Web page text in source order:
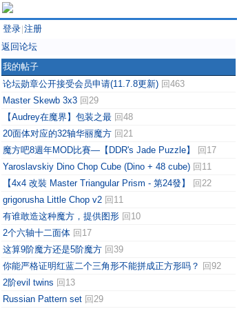
登录 注册
返回论坛
我的帖子
论坛勋章公开接受会员申请(11.7.8更新) 回463
Master Skewb 3x3 回29
【Audrey在魔界】包装之最 回48
20面体对应的32轴华丽魔方 回21
魔方吧8週年MOD比賽—【DDR's Jade Puzzle】
回17
Yaroslavskiy Dino Chop Cube (Dino + 48 cube) 回11
【4x4 改裝 Master Triangular Prism - 第24發】
回22
grigorusha Little Chop v2 回11
有谁敢造这种魔方，提供图形 回10
2个六轴十二面体 回17
这算9阶魔方还是5阶魔方 回39
你能严格证明红蓝二个三角形不能拼成正方形吗？ 回92
2阶evil twins 回13
Russian Pattern set 回29